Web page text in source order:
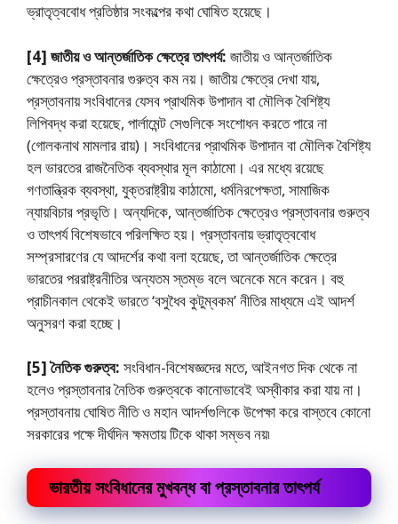
ভ্রাতৃত্ববােধ প্রতিষ্ঠার সংকল্পের কথা ঘােষিত হয়েছে।
[4] জাতীয় ও আন্তর্জাতিক ক্ষেত্রে তাৎপর্য: জাতীয় ও আন্তর্জাতিক
ক্ষেত্রেও প্রস্তাবনার গুরুত্ব কম নয়। জাতীয় ক্ষেত্রে দেখা যায়,
প্রস্তাবনায় সংবিধানের যেসব প্রাথমিক উপাদান বা মৌলিক বৈশিষ্ট্য
লিপিবদ্ধ করা হয়েছে, পার্লামেন্ট সেগুলিকে সংশােধন করতে পারে না
(গােলকনাথ মামলার রায়)। সংবিধানের প্রাথমিক উপাদান বা মৌলিক বৈশিষ্ট্য
হল ভারতের রাজনৈতিক ব্যবস্থার মূল কাঠামাে। এর মধ্যে রয়েছে
গণতান্ত্রিক ব্যবস্থা, যুক্তরাষ্ট্রীয় কাঠামাে, ধর্মনিরপেক্ষতা, সামাজিক
ন্যায়বিচার প্রভৃতি। অন্যদিকে, আন্তর্জাতিক ক্ষেত্রেও প্রস্তাবনার গুরুত্ব
ও তাৎপর্য বিশেষভাবে পরিলক্ষিত হয়। প্রস্তাবনায় ভ্রাতৃত্ববােধ
সম্প্রসারণের যে আদর্শের কথা বলা হয়েছে, তা আন্তর্জাতিক ক্ষেত্রে
ভারতের পররাষ্ট্রনীতির অন্যতম স্তম্ভ বলে অনেকে মনে করেন। বহু
প্রাচীনকাল থেকেই ভারতে ‘বসুধৈব কুটুম্বকম’ নীতির মাধ্যমে এই আদর্শ
অনুসরণ করা হচ্ছে।
[5] নৈতিক গুরুত্ব: সংবিধান-বিশেষজ্ঞদের মতে, আইনগত দিক থেকে না
হলেও প্রস্তাবনার নৈতিক গুরুত্বকে কানােভাবেই অস্বীকার করা যায় না।
প্রস্তাবনায় ঘােষিত নীতি ও মহান আদর্শগুলিকে উপেক্ষা করে বাস্তবে কোনাে
সরকারের পক্ষে দীর্ঘদিন ক্ষমতায় টিকে থাকা সম্ভব নয়৷
ভারতীয় সংবিধানের মুখবন্ধ বা প্রস্তাবনার তাৎপর্য